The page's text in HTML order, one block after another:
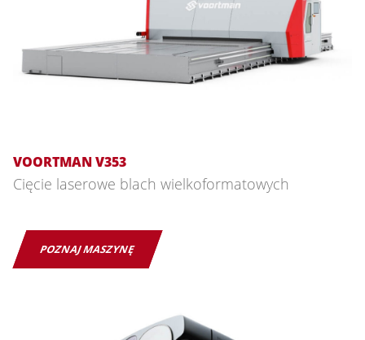
VOORTMAN V353
Cięcie laserowe blach wielkoformatowych
POZNAJ MASZYNĘ